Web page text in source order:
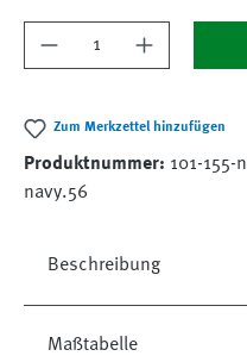
Produkt Anzahl:
Zum Merkzettel hinzufügen
Produktnummer: 101-
navy.56
Beschreibung
Maßtabelle